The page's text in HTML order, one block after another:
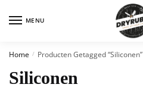
MENU
Home / Producten Getagged “siliconen”
Siliconen